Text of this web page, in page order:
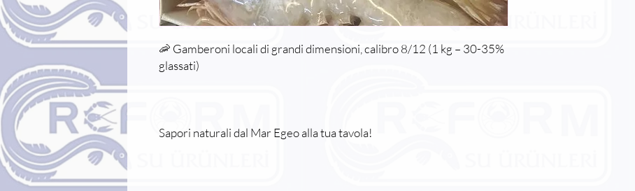
🦐 Gamberoni locali di grandi dimensioni, calibro 8/12 (1 kg – 30-35%
glassati)
Sapori naturali dal Mar Egeo alla tua tavola!